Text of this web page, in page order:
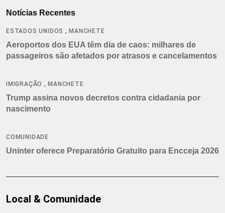
Notícias Recentes
ESTADOS UNIDOS ,MANCHETE
Aeroportos dos EUA têm dia de caos: milhares de
passageiros são afetados por atrasos e cancelamentos
IMIGRAÇÃO ,MANCHETE
Trump assina novos decretos contra cidadania por
nascimento
COMUNIDADE
Uninter oferece Preparatório Gratuito para Encceja 2026
Local & Comunidade